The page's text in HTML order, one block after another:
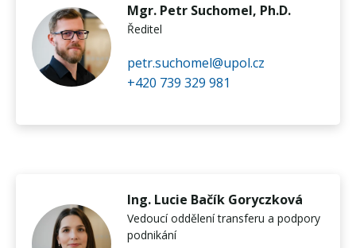
Mgr. Petr Suchomel, Ph.D.
Ředitel
petr.suchomel@upol.cz
+420 739 329 981
Ing. Lucie Bačík Goryczková
Vedoucí oddělení transferu a podpory
podnikání